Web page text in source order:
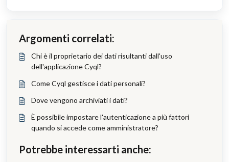
Argomenti correlati:
Chi è il proprietario dei dati risultanti dall'uso
dell'applicazione Cyql?
Come Cyql gestisce i dati personali?
Dove vengono archiviati i dati?
È possibile impostare l'autenticazione a più fattori
quando si accede come amministratore?
Potrebbe interessarti anche: